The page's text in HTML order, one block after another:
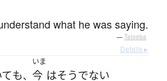
what he was saying.
— Tatoeba
Details ▸
も、
いま
今 はそうでない